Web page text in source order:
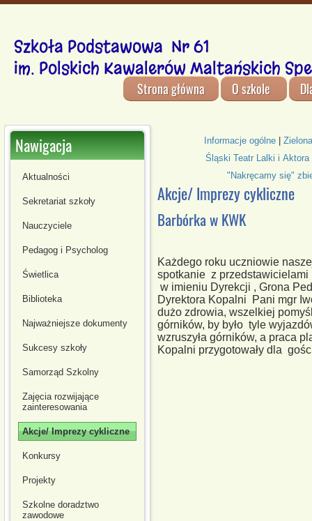
Szkoła Podstawowa Nr 61
im. Polskich Kawalerów Maltańskich
Strona główna O szkole
Nawigacja
Aktualności
Sekretariat szkoły
Nauczyciele
Pedagog i Psycholog
Świetlica
Biblioteka
Najważniejsze dokumenty
Sukcesy szkoły
Samorząd Szkolny
Zajęcia rozwijające
zainteresowania
Akcje/ Imprezy cykliczne
Konkursy
Projekty
Szkolne doradztwo
zawodowe
Informacje ogólne|
Śląski Teatr Lalki i Aktora
"Nakręcamy się"
Akcje/ Imprezy cykliczne
Barbórka w KWK
Każdego roku uczniowie
spotkanie z przedstawicielami
w imieniu Dyrekcji , Grona
Dyrektora Kopalni Pani mgr
dużo zdrowia, wszelkiej
górników, by było tyle
wzruszyła górników, a praca
Kopalni przygotowały